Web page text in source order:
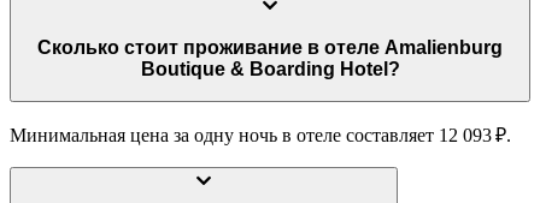
Сколько стоит проживание в отеле Amalienburg
Boutique & Boarding Hotel?
Минимальная цена за одну ночь в отеле составляет 12 093 ₽.